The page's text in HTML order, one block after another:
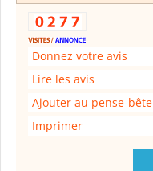
Donnez votre avis
Lire les avis
Ajouter au pense-bête
Imprimer